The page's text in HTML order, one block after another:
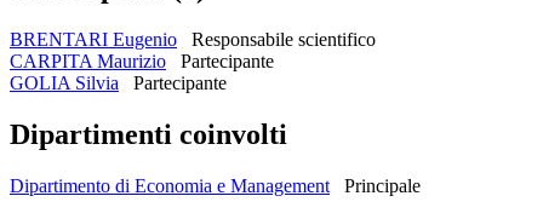
BRENTARI Eugenio
Responsabile scientifico
CARPITA Maurizio
Partecipante
GOLIA Silvia
Partecipante
Dipartimenti coinvolti
Dipartimento di Economia e Management Principale